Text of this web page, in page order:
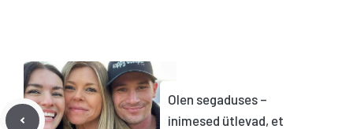
Olen segaduses –
inimesed ütlevad, et